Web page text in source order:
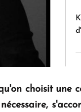
choisit une